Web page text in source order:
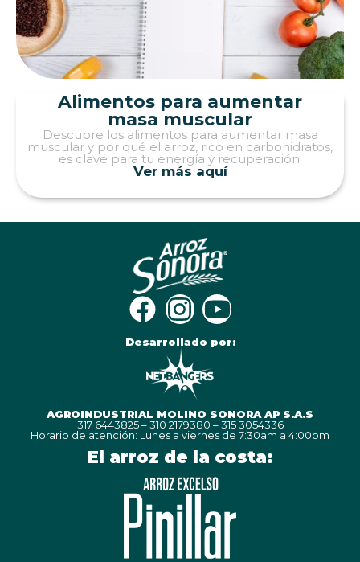
Alimentos para aumentar
masa muscular
Descubre los alimentos para aumentar masa
muscular y por qué el arroz, rico en carbohidratos,
es clave para tu energía y recuperación.
Ver más aquí
Desarrollado por:
AGROINDUSTRIAL MOLINO SONORA AP S.A.S
317 6443825 – 310 2179380 – 315 3054336
Horario de atención: Lunes a viernes de 7:30am a 4:00pm
El arroz de la costa: